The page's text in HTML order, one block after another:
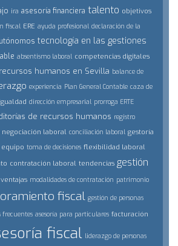
ira asesoría financiera talento objetivos
fiscal ERE ayuda profesional declaración de la
tecnología en las gestiones
absentismo laboral competencias digitales
recursos humanos en Sevilla balance de
experiencia Plan General Contable caza de
igualdad dirección empresarial prorroga ERTE
de recursos humanos registro
negociación laboral conciliación laboral gestoría
equipo toma de decisiones flexibilidad laboral
contratación laboral tendencias gestión
ventajas modalidades de contratación patrimonio
fiscal gestión de personas
frecuentes asesoría para particulares facturación
fiscal liderazgo de personas